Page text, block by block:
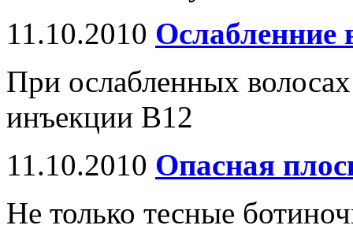
11.10.2010 Ослабленние
При ослабленных
инъекции В12
11.10.2010 Опасная
Не только тесные